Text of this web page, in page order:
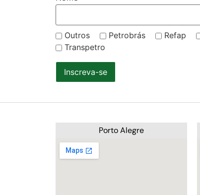
Outros Petrobrás Refap
Transpetro
Inscreva-se
Porto Alegre